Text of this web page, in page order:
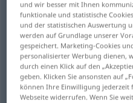
zurechtweisen
Übersicht aller
(Für mehr Details die
opómniti, posvaríti
und wir besser mit Ihnen
funktionale und statistische
und der statistischen Auswertung
werden auf Grundlage unserer
gespeichert. Marketing-Cookies
personalisierter Werbung dienen,
durch einen Klick auf den
geben. Klicken Sie ansonsten auf
können Ihre Einwilligung jederzeit
Webseite widerrufen. Wenn Sie